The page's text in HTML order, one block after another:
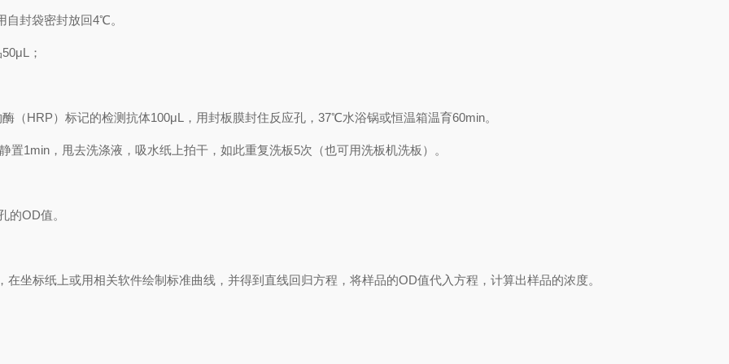
自封袋密封放回4℃。
50μL ；
（HRP）标记的检测抗体100μL ，用封板膜封住反应孔， 37℃水浴锅或恒温箱温育60min。
置1min ，甩去洗涤液，吸水纸上拍干，如此重复洗板5次（也可用洗板机洗板）。
的OD值。
在坐标纸上或用相关软件绘制 标准曲线 ，并得到 直线回归方程 ， 将样品的OD值代入方程，计算出样品的浓度。